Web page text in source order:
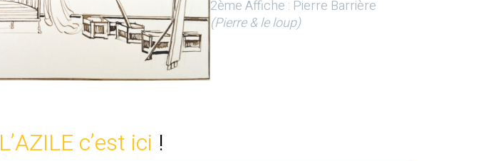
2ème Affiche : Pierre Barrière
(Pierre & le loup)
L’AZILE c’est ici !